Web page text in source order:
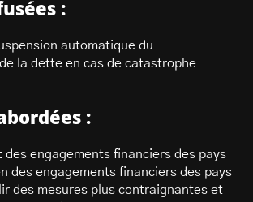
:
automatique du
la dette en cas de catastrophe
:
des engagements financiers des pays
des engagements financiers des pays
des mesures plus contraignantes et